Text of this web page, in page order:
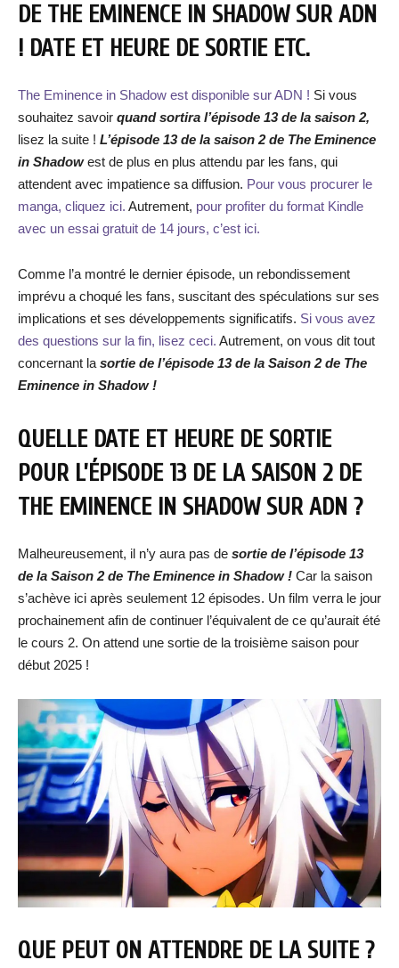
DE THE EMINENCE IN SHADOW SUR ADN
! DATE ET HEURE DE SORTIE ETC.
The Eminence in Shadow est disponible sur ADN ! Si vous
souhaitez savoir quand sortira l’épisode 13 de la saison 2,
lisez la suite ! L’épisode 13 de la saison 2 de The Eminence
in Shadowest de plus en plus attendu par les fans, qui
attendent avec impatience sa diffusion. Pour vous procurer le
manga, cliquez ici. Autrement, pour profiter du format Kindle
avec un essai gratuit de 14 jours, c’est ici.
Comme l’a montré le dernier épisode, un rebondissement
imprévu a choqué les fans, suscitant des spéculations sur ses
implications et ses développements significatifs. Si vous avez
des questions sur la fin, lisez ceci. Autrement, on vous dit tout
concernant la sortie de l’épisode 13 de la Saison 2 de The
Eminence in Shadow !
QUELLE DATE ET HEURE DE SORTIE
POUR L’ÉPISODE 13 DE LA SAISON 2 DE
THE EMINENCE IN SHADOW SUR ADN ?
Malheureusement, il n’y aura pas de sortie de l’épisode 13
de la Saison 2 de The Eminence in Shadow ! Car la saison
s’achève ici après seulement 12 épisodes. Un film verra le jour
prochainement afin de continuer l’équivalent de ce qu’aurait été
le cours 2. On attend une sortie de la troisième saison pour
début 2025 !
QUE PEUT ON ATTENDRE DE LA SUITE ?